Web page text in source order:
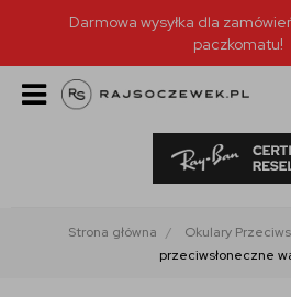
Darmowa wysyłka dla
paczkomatu!
Strona główna Okulary
przeciwsłoneczne